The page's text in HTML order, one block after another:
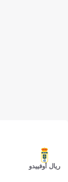
ريال أوفييدو